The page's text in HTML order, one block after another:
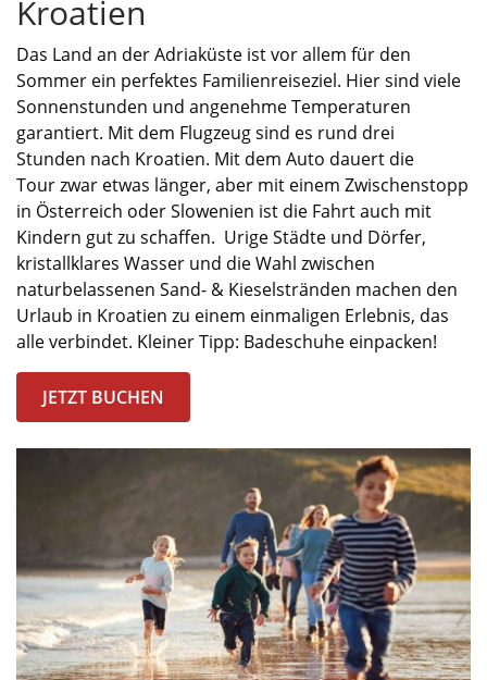
Kroatien
Das Land an der Adriaküste ist vor allem für den
Sommer ein perfektes Familienreiseziel. Hiersind viele
Sonnenstunden und angenehme Temperaturen
garantiert. Mit dem Flugzeugsind es rund drei
Stunden nach Kroatien. Mit dem Auto dauert die
Tourzwar etwas länger, aber mit einem Zwischenstopp
in Österreich oder Slowenien ist die Fahrtauch mit
Kindern gutzu schaffen. Urige Städte und Dörfer,
kristallklares Wasser und die Wahl zwischen
naturbelassenen Sand- & Kieselstränden machen den
Urlaub in Kroatien zu einem einmaligen Erlebnis, das
alle verbindet. Kleiner Tipp: Badeschuhe einpacken!
JETZT BUCHEN